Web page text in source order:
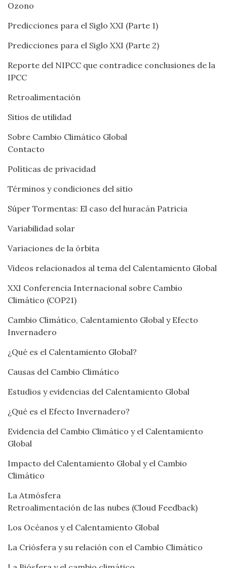
Ozono
Predicciones para el Siglo XXI (Parte 1)
Predicciones para el Siglo XXI (Parte 2)
Reporte del NIPCC que contradice conclusiones de la
IPCC
Retroalimentación
Sitios de utilidad
Sobre Cambio Climático Global
Contacto
Políticas de privacidad
Términos y condiciones del sitio
Súper Tormentas: El caso del huracán Patricia
Variabilidad solar
Variaciones de la órbita
Videos relacionados al tema del Calentamiento Global
XXI Conferencia Internacional sobre Cambio
Climático (COP21)
Cambio Climático, Calentamiento Global y Efecto
Invernadero
¿Qué es el Calentamiento Global?
Causas del Cambio Climático
Estudios y evidencias del Calentamiento Global
¿Qué es el Efecto Invernadero?
Evidencia del Cambio Climático y el Calentamiento
Global
Impacto del Calentamiento Global y el Cambio
Climático
La Atmósfera
Retroalimentación de las nubes (Cloud Feedback)
Los Océanos y el Calentamiento Global
La Criósfera y su relación con el Cambio Climático